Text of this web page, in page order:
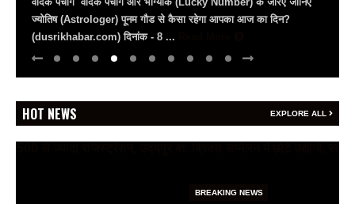
राठौड़ बोले– भारतीय हथकरघा को पीएम मोदी ने दिलाई वैश्विक पहचान
अपील, ... Read More
HOT NEWS EXPLORE ALL
BREAKING NEWS